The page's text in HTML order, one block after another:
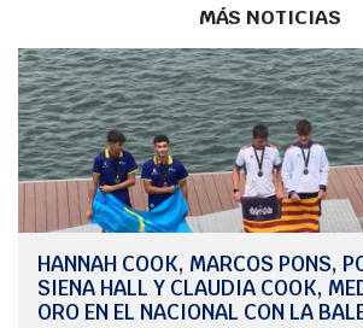
y sal, mientras que la corona del dulce se la
El podio tortillero se completó con la
un solo punto del ganador, y la de Lina
berenjenas. El del dulce lo cerraron Cécile
limón, y Maria Femenías y su tiramisú.
MÁS NOTICIAS
HANNAH COOK, MARCOS PONS,
SIENA HALL Y CLAUDIA COOK,
ORO EN EL NACIONAL CON LA